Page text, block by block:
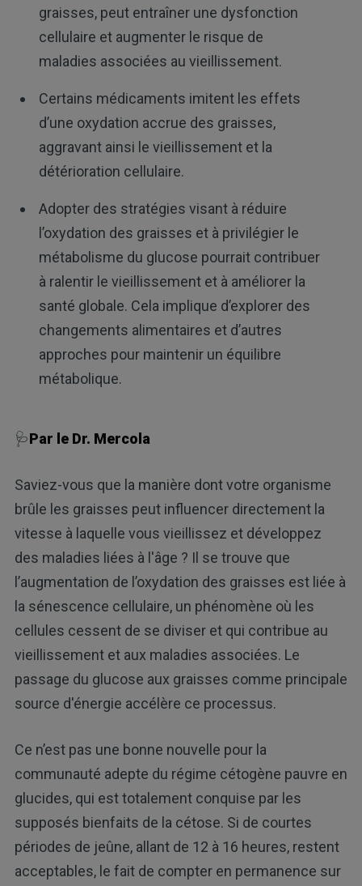
graisses, peut entraîner une dysfonction
cellulaire et augmenter le risque de
maladies associées au vieillissement.
Certains médicaments imitent les effets
d’une oxydation accrue des graisses,
aggravant ainsi le vieillissement et la
détérioration cellulaire.
Adopter des stratégies visant à réduire
l’oxydation des graisses et à privilégier le
métabolisme du glucose pourrait contribuer
à ralentir le vieillissement et à améliorer la
santé globale. Cela implique d’explorer des
changements alimentaires et d’autres
approches pour maintenir un équilibre
métabolique.
🩺Par le Dr. Mercola
Saviez-vous que la manière dont votre organisme
brûle les graisses peut influencer directement la
vitesse à laquelle vous vieillissez et développez
des maladies liées à l'âge ? Il se trouve que
l’augmentation de l’oxydation des graisses est liée à
la sénescence cellulaire, un phénomène où les
cellules cessent de se diviser et qui contribue au
vieillissement et aux maladies associées. Le
passage du glucose aux graisses comme principale
source d'énergie accélère ce processus.
Ce n’est pas une bonne nouvelle pour la
communauté adepte du régime cétogène pauvre en
glucides, qui est totalement conquise par les
supposés bienfaits de la cétose. Si de courtes
périodes de jeûne, allant de 12 à 16 heures, restent
acceptables, le fait de compter en permanence sur